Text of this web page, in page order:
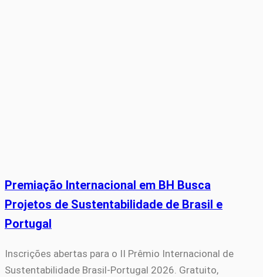
Premiação Internacional em BH Busca
Projetos de Sustentabilidade de Brasil e
Portugal
Inscrições abertas para o II Prêmio Internacional de
Sustentabilidade Brasil-Portugal 2026. Gratuito,